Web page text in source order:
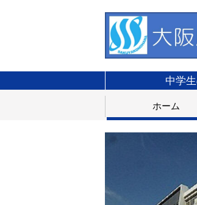
中学
ホーム